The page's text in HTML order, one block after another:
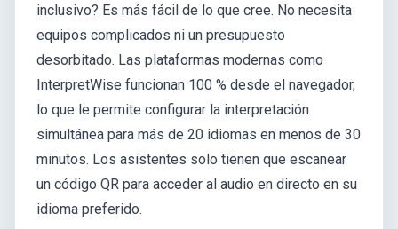
inclusivo? Es más fácil de lo que cree. No necesita
equipos complicados ni un presupuesto
desorbitado. Las plataformas modernas como
InterpretWise funcionan 100 % desde el navegador,
lo que le permite configurar la interpretación
simultánea para más de 20 idiomas en menos de 30
minutos. Los asistentes solo tienen que escanear
un código QR para acceder al audio en directo en su
idioma preferido.